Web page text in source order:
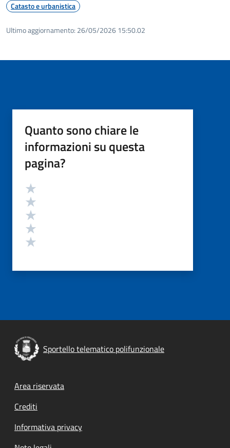
Catasto e urbanistica
Ultimo aggiornamento: 26/05/2026 15:50.02
Quanto sono chiare le
informazioni su questa
pagina?
Valutazione
Sportello telematico polifunzionale
Footer menu
Area riservata
Crediti
Informativa privacy